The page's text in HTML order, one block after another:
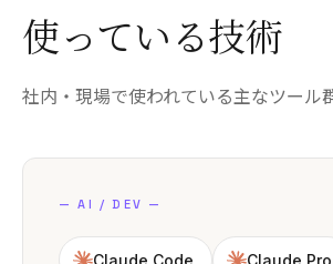
使っている技術
社内・現場で使われている主なツール
—AI / DEV —
Claude Code Claude Pro